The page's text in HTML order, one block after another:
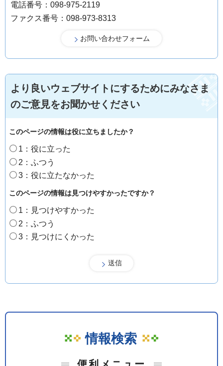
電話番号：098-975-2119
ファクス番号：098-973-8313
より良いウェブサイトにするためにみなさま
のご意見をお聞かせください
このページの情報は役に立ちましたか？
1：役に立った
2：ふつう
3：役に立たなかった
このページの情報は見つけやすかったですか？
1：見つけやすかった
2：ふつう
3：見つけにくかった
情報検索